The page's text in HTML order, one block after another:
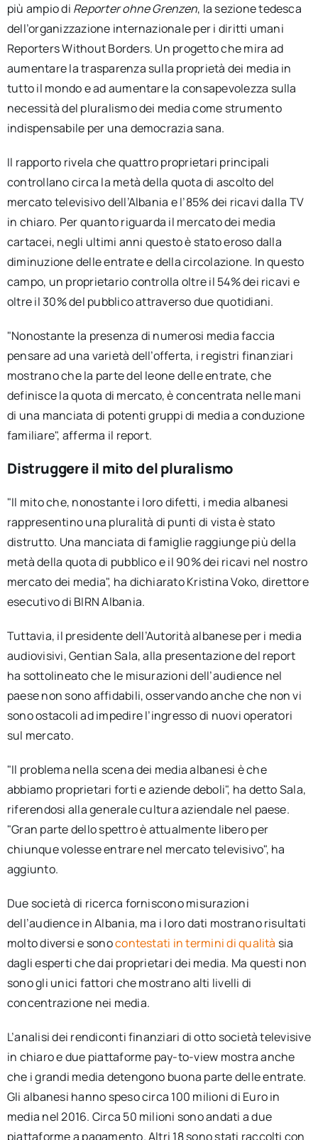
più ampio di Reporter ohne Grenzen, la sezione tedesca
dell’organizzazione internazionale per i diritti umani
Reporters Without Borders. Un progetto che mira ad
aumentare la trasparenza sulla proprietà dei media in
tutto il mondo e ad aumentare la consapevolezza sulla
necessità del pluralismo dei media come strumento
indispensabile per una democrazia sana.
Il rapporto rivela che quattro proprietari principali
controllano circa la metà della quota di ascolto del
mercato televisivo dell’Albania e l’85% dei ricavi dalla TV
in chiaro. Per quanto riguarda il mercato dei media
cartacei, negli ultimi anni questo è stato eroso dalla
diminuzione delle entrate e della circolazione. In questo
campo, un proprietario controlla oltre il 54% dei ricavi e
oltre il 30% del pubblico attraverso due quotidiani.
"Nonostante la presenza di numerosi media faccia
pensare ad una varietà dell’offerta, i registri finanziari
mostrano che la parte del leone delle entrate, che
definisce la quota di mercato, è concentrata nelle mani
di una manciata di potenti gruppi di media a conduzione
familiare", afferma il report.
Distruggere il mito del pluralismo
"Il mito che, nonostante i loro difetti, i media albanesi
rappresentino una pluralità di punti di vista è stato
distrutto. Una manciata di famiglie raggiunge più della
metà della quota di pubblico e il 90% dei ricavi nel nostro
mercato dei media", ha dichiarato Kristina Voko, direttore
esecutivo di BIRN Albania.
Tuttavia, il presidente dell’Autorità albanese per i media
audiovisivi, Gentian Sala, alla presentazione del report
ha sottolineato che le misurazioni dell’audience nel
paese non sono affidabili, osservando anche che non vi
sono ostacoli ad impedire l’ingresso di nuovi operatori
sul mercato.
"Il problema nella scena dei media albanesi è che
abbiamo proprietari forti e aziende deboli", ha detto Sala,
riferendosi alla generale cultura aziendale nel paese.
"Gran parte dello spettro è attualmente libero per
chiunque volesse entrare nel mercato televisivo", ha
aggiunto.
Due società di ricerca forniscono misurazioni
dell’audience in Albania, ma i loro dati mostrano risultati
molto diversi e sonocontestati in termini di qualità sia
dagli esperti che dai proprietari dei media. Ma questi non
sono gli unici fattori che mostrano alti livelli di
concentrazione nei media.
L’analisi dei rendiconti finanziari di otto società televisive
in chiaro e due piattaforme pay-to-view mostra anche
che i grandi media detengono buona parte delle entrate.
Gli albanesi hanno speso circa 100 milioni di Euro in
media nel 2016. Circa 50 milioni sono andati a due
piattaforme a pagamento. Altri 18 sono stati raccolti con